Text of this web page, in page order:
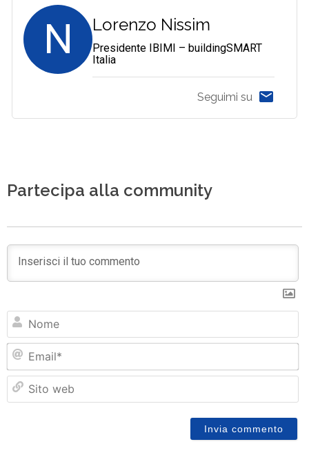
N Lorenzo Nissim
Presidente IBIMI – buildingSMART
Italia
Seguimi su
Partecipa alla community